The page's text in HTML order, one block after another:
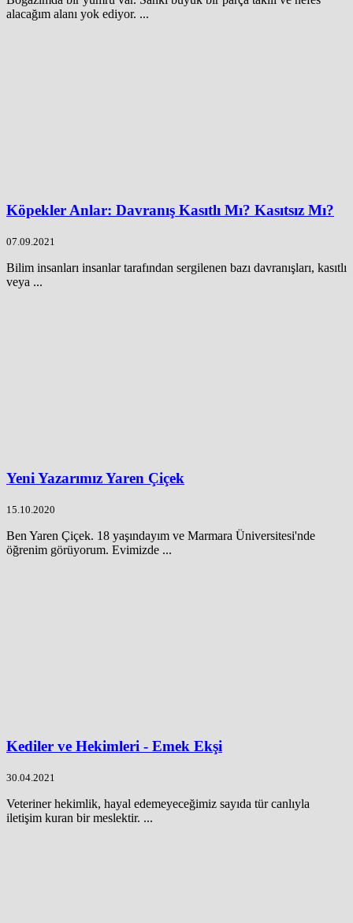
alacağım alanı yok ediyor. ...
Köpekler Anlar: Davranış Kasıtlı Mı? Kasıtsız Mı?
07.09.2021
Bilim insanları insanlar tarafından sergilenen bazı davranışları, kasıtlı
veya ...
Yeni Yazarımız Yaren Çiçek
15.10.2020
Ben Yaren Çiçek. 18 yaşındayım ve Marmara Üniversitesi'nde
öğrenim görüyorum. Evimizde ...
Kediler ve Hekimleri - Emek Ekşi
30.04.2021
Veteriner hekimlik, hayal edemeyeceğimiz sayıda tür canlıyla
iletişim kuran bir meslektir. ...